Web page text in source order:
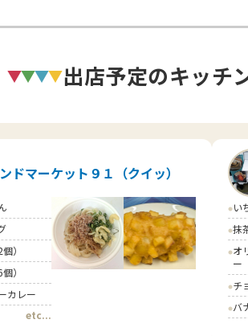
出店予定のキッチ
ドマーケット９１（クイッ）
）
）
カレー
etc...
circle い
circle抹
circleオ
ー
circleチ
circleバ